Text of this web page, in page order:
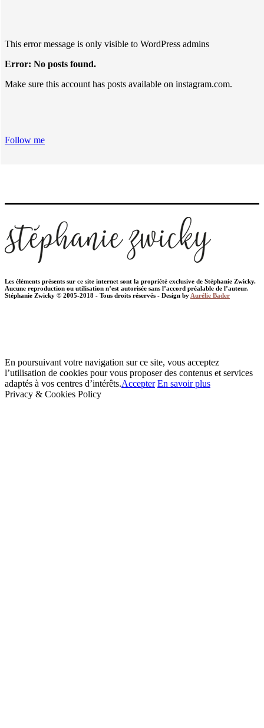
This error message is only visible to WordPress admins
Error: No posts found.
Make sure this account has posts available on instagram.com.
Follow me
Les éléments présents sur ce site internet sont la propriété exclusive de Stéphanie Zwicky.
Aucune reproduction ou utilisation n’est autorisée sans l’accord préalable de l’auteur.
Stéphanie Zwicky © 2005-2018 - Tous droits réservés - Design by Aurélie Bader
En poursuivant votre navigation sur ce site, vous acceptez
l’utilisation de cookies pour vous proposer des contenus et services
adaptés à vos centres d’intérêts.Accepter En savoir plus
Privacy & Cookies Policy